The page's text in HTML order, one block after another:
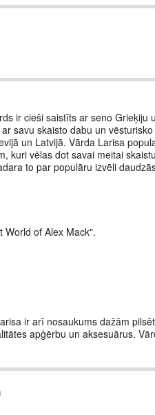
ir cieši saistīts ar seno Grieķiju
savu skaisto dabu un
un Latvijā. Vārda Larisa
kuri vēlas dot savai meitai
to par populāru izvēli
World of Alex Mack".
ir arī nosaukums dažām
apģērbu un aksesuārus.